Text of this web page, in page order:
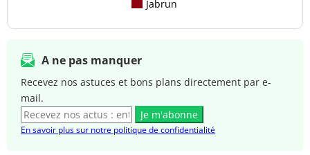
Jabrun
A ne pas manquer
Recevez nos astuces et bons plans directement par e-
mail.
Je m'abonne
En savoir plus sur notre politique de confidentialité